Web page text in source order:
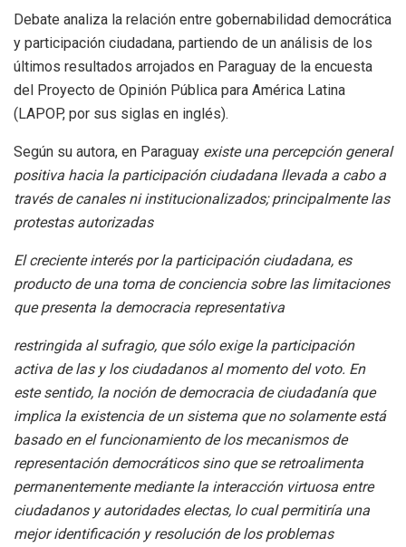
Debate analiza la relación entre gobernabilidad democrática
y participación ciudadana, partiendo de un análisis de los
últimos resultados arrojados en Paraguay de la encuesta
del Proyecto de Opinión Pública para América Latina
(LAPOP, por sus siglas en inglés).
Según su autora, en Paraguay existe una percepción general
positiva hacia la participación ciudadana llevada a cabo a
través de canales ni institucionalizados; principalmente las
protestas autorizadas
El creciente interés por la participación ciudadana, es
producto de una toma de conciencia sobre las limitaciones
que presenta la democracia representativa
restringida al sufragio, que sólo exige la participación
activa de las y los ciudadanos al momento del voto. En
este sentido, la noción de democracia de ciudadanía que
implica la existencia de un sistema que no solamente está
basado en el funcionamiento de los mecanismos de
representación democráticos sino que se retroalimenta
permanentemente mediante la interacción virtuosa entre
ciudadanos y autoridades electas, lo cual permitiría una
mejor identificación y resolución de los problemas